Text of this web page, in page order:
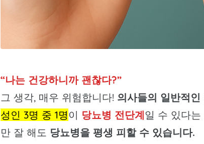
“나는 건강하니까 괜찮다?”
그 생각, 매우 위험합니다! 의사들의 일반적
성인 3명 중 1명 이 당뇨병 전단계일 수 있다는
만 잘 해도 당뇨병을 평생 피할 수 있습니다.